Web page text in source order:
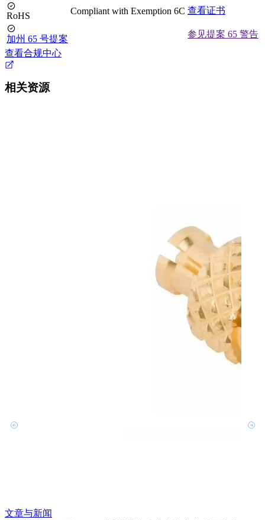
RoHS Compliant with Exemption 6C 查看证书
加州 65 号提案
参见提案 65 警告
查看合规中心
相关资源
文章与新闻